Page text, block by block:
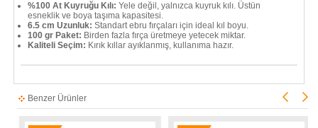
%100 At Kuyruğu Kılı: Yele değil, yalnızca kuyruk kılı. Üstün
esneklik ve boya taşıma kapasitesi.
6.5 cm Uzunluk: Standart ebru fırçaları için ideal kıl boyu.
100 gr Paket: Birden fazla fırça üretmeye yetecek miktar.
Kaliteli Seçim: Kırık kıllar ayıklanmış, kullanıma hazır.
Benzer Ürünler